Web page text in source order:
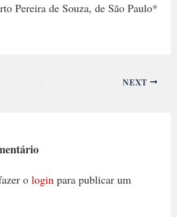
Pereira de Souza, de São Paulo*
NEXT
o login para publicar um